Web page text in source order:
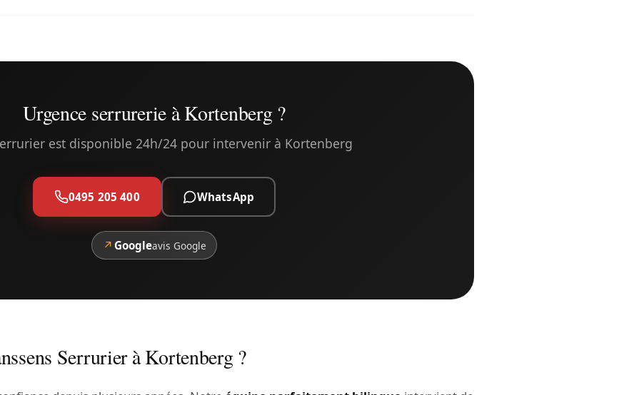
Urgence serrurerie à Kortenberg ?
est disponible 24h/24 pour intervenir à Kortenberg
0495 205 400 WhatsApp
↗ Googleavis Google
Serrurier à Kortenberg ?